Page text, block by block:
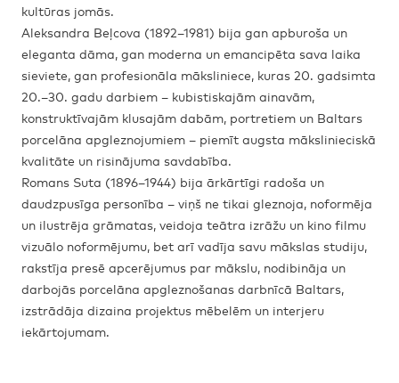
kultūras jomās.
Aleksandra Beļcova (1892–1981) bija gan apburoša un
eleganta dāma, gan moderna un emancipēta sava laika
sieviete, gan profesionāla māksliniece, kuras 20. gadsimta
20.–30. gadu darbiem – kubistiskajām ainavām,
konstruktīvajām klusajām dabām, portretiem un Baltars
porcelāna apgleznojumiem – piemīt augsta mākslinieciskā
kvalitāte un risinājuma savdabība.
Romans Suta (1896–1944) bija ārkārtīgi radoša un
daudzpusīga personība – viņš ne tikai gleznoja, noformēja
un ilustrēja grāmatas, veidoja teātra izrāžu un kino filmu
vizuālo noformējumu, bet arī vadīja savu mākslas studiju,
rakstīja presē apcerējumus par mākslu, nodibināja un
darbojās porcelāna apgleznošanas darbnīcā Baltars,
izstrādāja dizaina projektus mēbelēm un interjeru
iekārtojumam.